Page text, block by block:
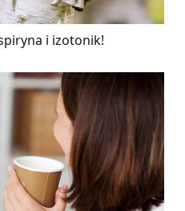
i izotonik!